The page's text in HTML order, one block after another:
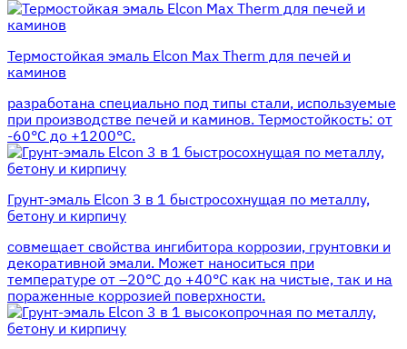
Термостойкая эмаль Elcon Max Therm для печей и
каминов
разработана специально под типы стали, используемые
при производстве печей и каминов. Термостойкость: от
-60°С до +1200°С.
Грунт-эмаль Elcon 3 в 1 быстросохнущая по металлу,
бетону и кирпичу
совмещает свойства ингибитора коррозии, грунтовки и
декоративной эмали. Может наноситься при
температуре от –20°С до +40°С как на чистые, так и на
пораженные коррозией поверхности.